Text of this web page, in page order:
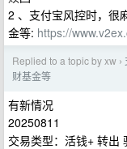
2 、支付宝风控时，很
金等: https://
Replied to a topic by xw ›
财基金等
有新情况
20250811
交易类型：活钱+ 转出